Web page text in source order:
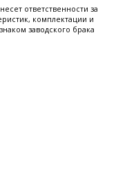
ответственности за
комплектации и
заводского брака